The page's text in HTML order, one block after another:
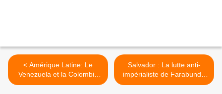
< Amérique Latine: Le
Venezuela et la Colombie
signent une déclaration
Salvador : La lutte anti-
impérialiste de Farabundo
Martí >